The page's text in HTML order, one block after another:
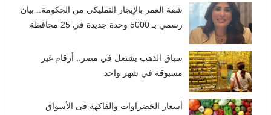
شقة العمر بالإيجار التمليكي من الحكومة.. بيان
رسمي بـ 5000 وحدة جديدة في 25 محافظة
سباق الذهب يشتعل في مصر.. أرقام غير
مسبوقة في شهر واحد
أسعار الخضراوات والفاكهة فى الأسواق